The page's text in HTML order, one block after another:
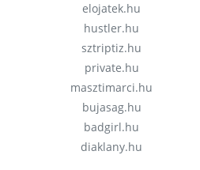
elojatek.hu
hustler.hu
sztriptiz.hu
private.hu
masztimarci.hu
bujasag.hu
badgirl.hu
diaklany.hu